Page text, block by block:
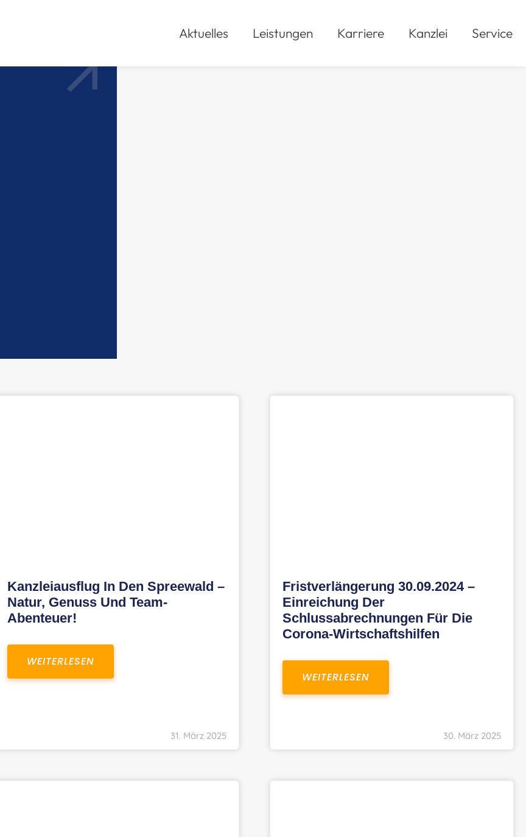
Aktuelles Leistungen Karriere Kanzlei Service
Kanzleiausflug In Den Spreewald –
Natur, Genuss Und Team-
Abenteuer!
WEITERLESEN
31. März 2025
Fristverlängerung 30.09.2024 –
Einreichung Der
Schlussabrechnungen Für Die
Corona-Wirtschaftshilfen
WEITERLESEN
30. März 2025